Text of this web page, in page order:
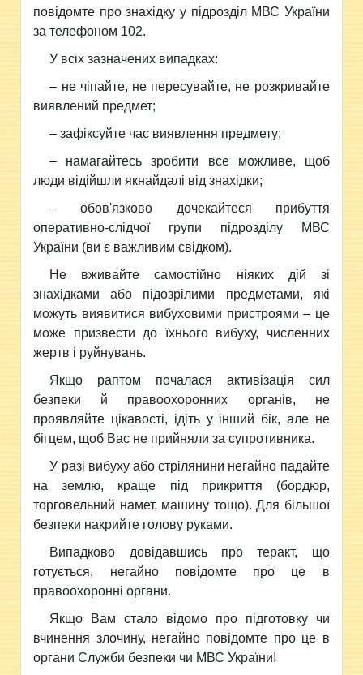
повідомте про знахідку у підрозділ МВС України
за телефоном 102.
У всіх зазначених випадках:
– не чіпайте, не пересувайте, не розкривайте
виявлений предмет;
– зафіксуйте час виявлення предмету;
– намагайтесь зробити все можливе, щоб
люди відійшли якнайдалі від знахідки;
– обов'язково дочекайтеся прибуття
оперативно-слідчої групи підрозділу МВС
України (ви є важливим свідком).
Не вживайте самостійно ніяких дій зі
знахідками або підозрілими предметами, які
можуть виявитися вибуховими пристроями – це
може призвести до їхнього вибуху, численних
жертв і руйнувань.
Якщо раптом почалася активізація сил
безпеки й правоохоронних органів, не
проявляйте цікавості, ідіть у інший бік, але не
бігцем, щоб Вас не прийняли за супротивника.
У разі вибуху або стрілянини негайно падайте
на землю, краще під прикриття (бордюр,
торговельний намет, машину тощо). Для більшої
безпеки накрийте голову руками.
Випадково довідавшись про теракт, що
готується, негайно повідомте про це в
правоохоронні органи.
Якщо Вам стало відомо про підготовку чи
вчинення злочину, негайно повідомте про це в
органи Служби безпеки чи МВС України!